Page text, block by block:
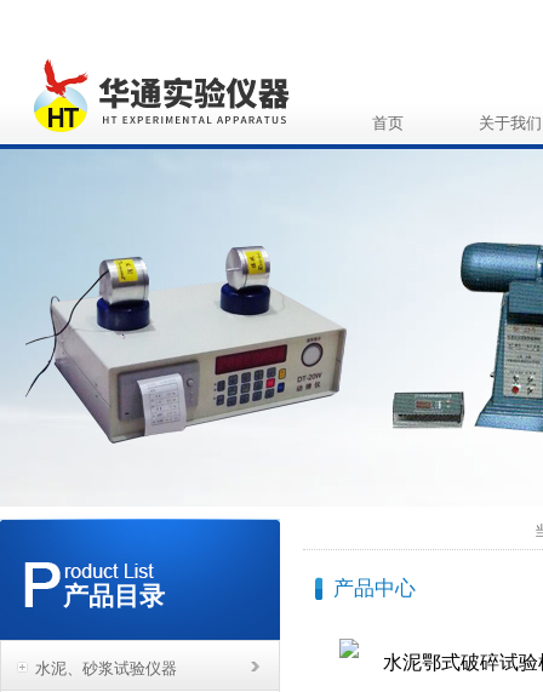
首页 关于我们
产品目录
水泥、砂浆试验仪器
产品中心
水泥鄂式破碎试验